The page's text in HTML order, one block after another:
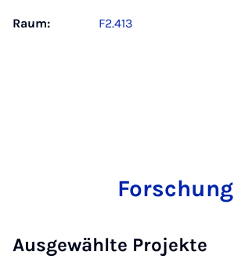
Raum: F2.413
Forschung
Ausgewählte Projekte